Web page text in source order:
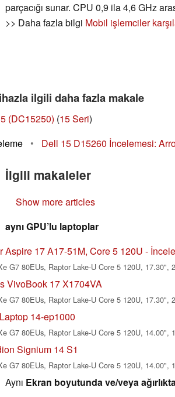
parçacığı sunar. CPU 0,9 ila 4,6 GHz
>> Daha fazla bilgi Mobil işlemciler
ilgili daha fazla makale
(DC15250) (15 Seri)
• Dell 15 D15260 İncelemesi:
İlgili makaleler
Show more articles
aynı GPU’lu laptoplar
Aspire 17 A17-51M, Core 5 120U -
G7 80EUs, Raptor Lake-U Core 5 120U, 17.30",
VivoBook 17 X1704VA
G7 80EUs, Raptor Lake-U Core 5 120U, 17.30",
14-ep1000
G7 80EUs, Raptor Lake-U Core 5 120U, 14.00",
Signium 14 S1
G7 80EUs, Raptor Lake-U Core 5 120U, 14.00",
Aynı Ekran boyutunda ve/veya